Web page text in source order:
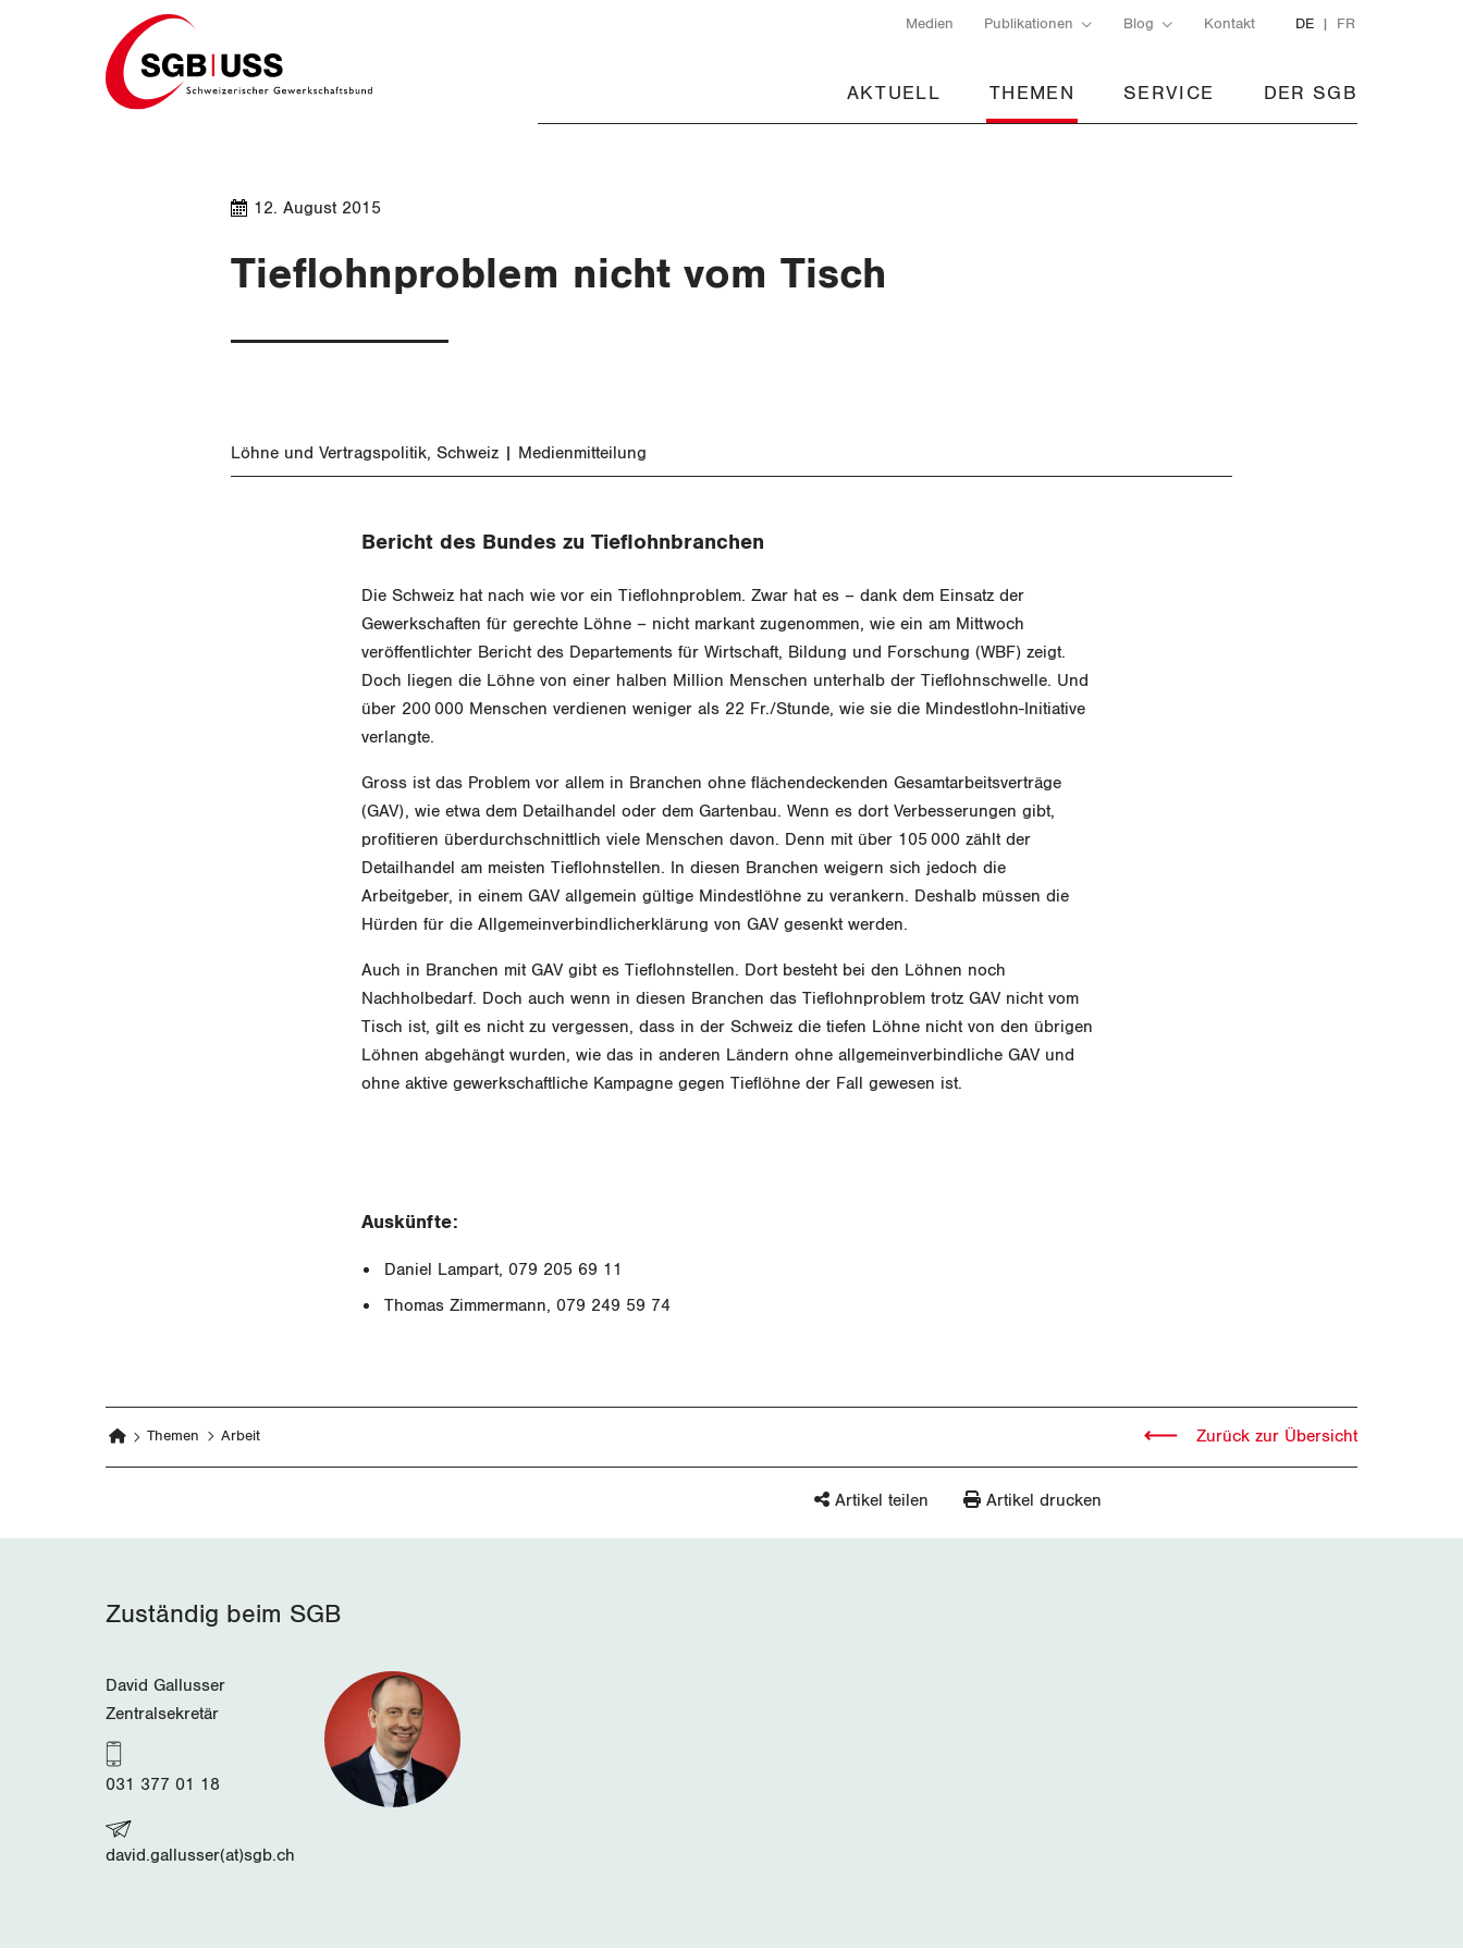
Home Medien Publikationen Blog Kontakt DE FR
AKTUELL THEMEN SERVICE DER SGB
12. August 2015
Tieflohnproblem nicht vom Tisch
Löhne und Vertragspolitik Schweiz Medienmitteilung
Bericht des Bundes zu Tieflohnbranchen
Die Schweiz hat nach wie vor ein Tieflohnproblem. Zwar hat es – dank dem Einsatz der
Gewerkschaften für gerechte Löhne – nicht markant zugenommen, wie ein am Mittwoch
veröffentlichter Bericht des Departements für Wirtschaft, Bildung und Forschung (WBF) zeigt.
Doch liegen die Löhne von einer halben Million Menschen unterhalb der Tieflohnschwelle. Und
über 200 000 Menschen verdienen weniger als 22 Fr./Stunde, wie sie die Mindestlohn-Initiative
verlangte.
Gross ist das Problem vor allem in Branchen ohne flächendeckenden Gesamtarbeitsverträge
(GAV), wie etwa dem Detailhandel oder dem Gartenbau. Wenn es dort Verbesserungen gibt,
profitieren überdurchschnittlich viele Menschen davon. Denn mit über 105 000 zählt der
Detailhandel am meisten Tieflohnstellen. In diesen Branchen weigern sich jedoch die
Arbeitgeber, in einem GAV allgemein gültige Mindestlöhne zu verankern. Deshalb müssen die
Hürden für die Allgemeinverbindlicherklärung von GAV gesenkt werden.
Auch in Branchen mit GAV gibt es Tieflohnstellen. Dort besteht bei den Löhnen noch
Nachholbedarf. Doch auch wenn in diesen Branchen das Tieflohnproblem trotz GAV nicht vom
Tisch ist, gilt es nicht zu vergessen, dass in der Schweiz die tiefen Löhne nicht von den übrigen
Löhnen abgehängt wurden, wie das in anderen Ländern ohne allgemeinverbindliche GAV und
ohne aktive gewerkschaftliche Kampagne gegen Tieflöhne der Fall gewesen ist.
Auskünfte:
Daniel Lampart, 079 205 69 11
Thomas Zimmermann, 079 249 59 74
Themen Arbeit Zurück zur Übersicht
Artikel teilen Artikel drucken
Zuständig beim SGB
David Gallusser
Zentralsekretär
031 377 01 18
david.gallusser(at)sgb.ch